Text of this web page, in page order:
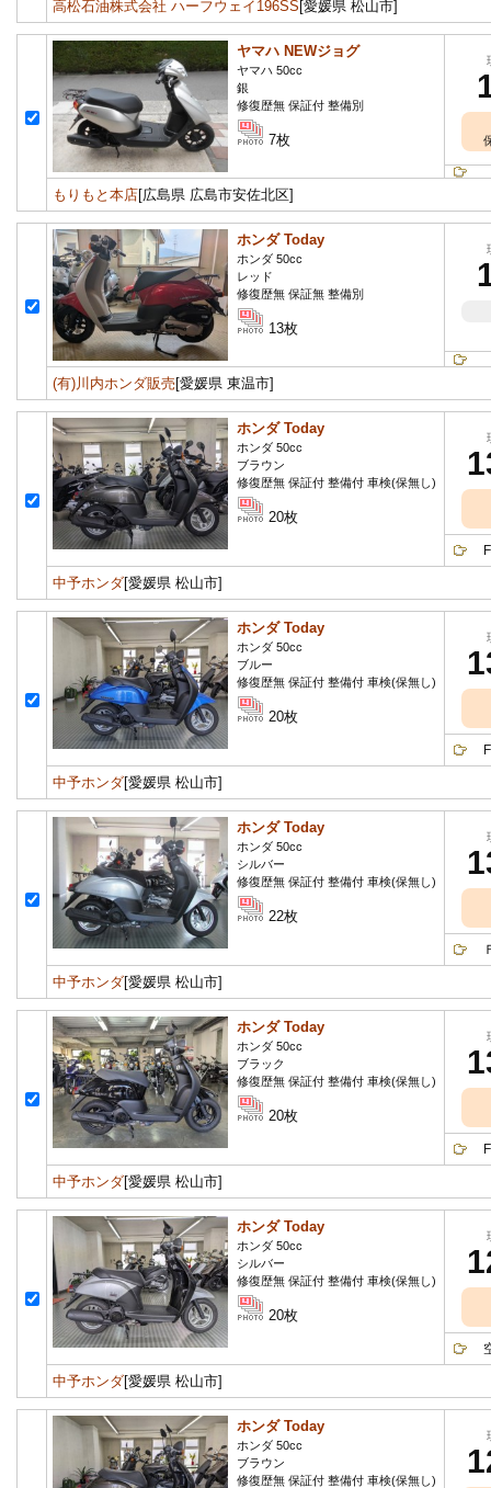
高松石油株式会社 ハーフウェイ196SS [愛媛県 松山市]
ヤマハ NEWジョグ
ヤマハ 50cc
銀
修復歴無 保証付 整備別
7枚
もりもと本店[広島県 広島市安佐北区]
ホンダ Today
ホンダ 50cc
レッド
修復歴無 保証無 整備別
13枚
(有)川内ホンダ販売 [愛媛県 東温市]
ホンダ Today
ホンダ 50cc
ブラウン
修復歴無 保証付 整備付 車検(保無し)
20枚
中予ホンダ[愛媛県 松山市]
ホンダ Today
ホンダ 50cc
ブルー
修復歴無 保証付 整備付 車検(保無し)
20枚
中予ホンダ[愛媛県 松山市]
ホンダ Today
ホンダ 50cc
シルバー
修復歴無 保証付 整備付 車検(保無し)
22枚
中予ホンダ[愛媛県 松山市]
ホンダ Today
ホンダ 50cc
ブラック
修復歴無 保証付 整備付 車検(保無し)
20枚
中予ホンダ[愛媛県 松山市]
ホンダ Today
ホンダ 50cc
シルバー
修復歴無 保証付 整備付 車検(保無し)
20枚
中予ホンダ[愛媛県 松山市]
ホンダ Today
ホンダ 50cc
ブラウン
修復歴無 保証付 整備付 車検(保無し)